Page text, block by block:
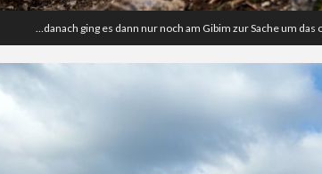
…danach ging es dann nur noch am Gibim zur Sache um